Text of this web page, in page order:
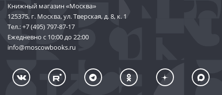
Книжный магазин «Москва»
125375, г. Москва, ул. Тверская, д. 8, к. 1
Тел.:+7 (495) 797-87-17
Ежедневно с 10:00 до 22:00
info@moscowbooks.ru